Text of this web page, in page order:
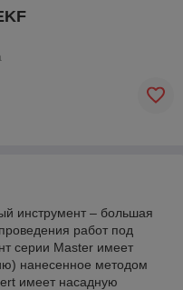
инструмент – большая
работ под
серии Master имеет
нанесенное методом
имеет насадную